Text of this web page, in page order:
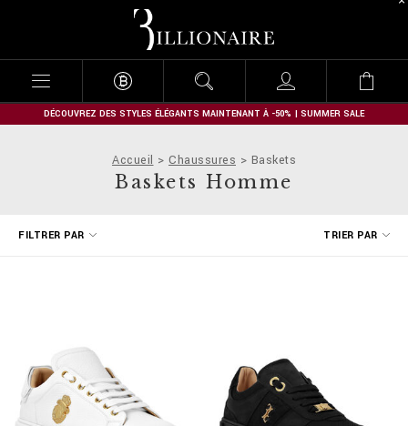
l
l
o
n
r
e
DÉCOUVREZ DES STYLES ÉLÉGANTS MAINTENANT À -50% | SUMMER SALE
Accueil Chaussures Baskets
Baskets Homme
TRIER PAR
FILTRER PAR